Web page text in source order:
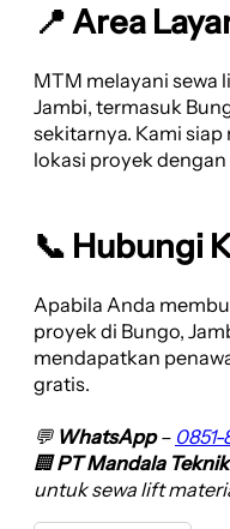
📍 Area
MTM melayani sewa
Jambi, termasuk
sekitarnya. Kami
lokasi proyek
📞 Hubungi
Apabila Anda
proyek di Bungo,
mendapatkan
gratis.
💬 WhatsApp–
🏢PT Mandala
untuk sewa lift